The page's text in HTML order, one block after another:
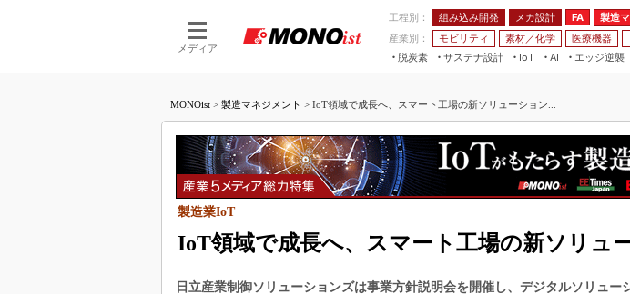
メディア
工程別： 組み込み開発 メカ設計 FA 製造
産業別：
モビリティ 素材／化学 医療機器
脱炭素
サステナ設計
IoT
つながる工場
つながるサービス
AI
AI×設備保全
Physical AI
エッジ逆襲
JIMTOF
組込み/エッジ コンピューテ
展＆IoT/5Gソリューション展
IIFES
国際ロボット展
ジャパンモビリティショー
TECHNO-FRONTIER
人テク展
つながるクルマ
5G
VR／AR
フィールドサービス
組み込み画像技術
製造マネジ
FA
モビリティ
MONOist > 製造マネジメント > IoT領域で成長へ、スマート工場の新ソリューション...
IoT領域で成長へ、スマート工場の新ソリュ
製造業IoT
日立産業制御ソリューションズは事業方針説明会を開催し、デジタルソリュー